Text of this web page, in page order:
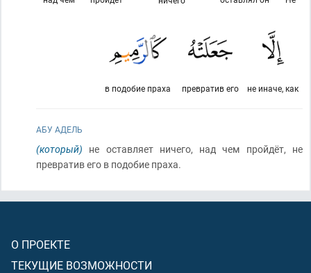
не иначе, как
превратив его
в подобие праха
АБУ АДЕЛЬ
(который) не оставляет ничего, над чем пройдёт, не
превратив его в подобие праха.
О ПРОЕКТЕ
ТЕКУЩИЕ ВОЗМОЖНОСТИ